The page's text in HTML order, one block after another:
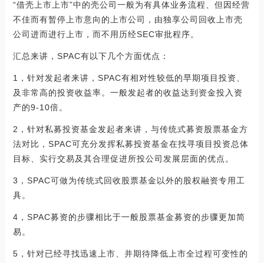
“借壳上市上市”中的壳公司一般为有具体业务流程、但因经营
不佳而有暂停上市意向的上市公司，由独享公司回收上市壳
公司进而进行上市，而不用历经SEC审批程序。
汇总来讲，SPAC有以下几个方面优点：
1，针对发起者来讲，SPAC有相对性较低的早期项目投资、
及非常高的投资收益率。一般发起者的收益达到资金投入资
产的9-10倍。
2，针对私募投资基金发起者来讲，与传统式募资股票基金方
法对比，SPAC可充分发挥私募投资基金在找寻项目投资总体
目标、实行交易及其合理促进所投公司发展层面的优点。
3，SPAC可做为传统式回收股票基金以外的股权融资专用工
具。
4，SPAC募资的步骤相比于一般股票基金募资的步骤更加简
易。
5，针对已经寻找迅速上市、并期待降低上市全过程可变性的